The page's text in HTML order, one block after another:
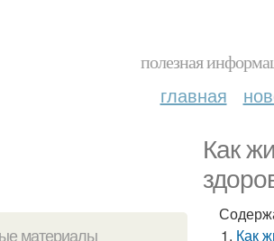
полезная
главная
Как
материалы
Как